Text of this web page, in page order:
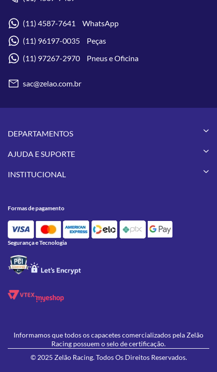
(11) 4587-7641 WhatsApp
(11) 96197-0035 Peças
(11) 97267-2970 Pneus e Oficina
sac@zelao.com.br
DEPARTAMENTOS
Vestuários
Pneus
Utilidades
Feminino
Lançamentos
AJUDA E SUPORTE
Meus Pedidos
Política de Privacidade
Política de Campanhas e promoções
INSTITUCIONAL
Contato
Oficina/Serviços
Formas de pagamento
Segurança e Tecnologia
Informamos que todos os capacetes comercializados pela Zelão
Racing possuem o selo de certificação.
© 2025 Zelão Racing. Todos Os Direitos Reservados.